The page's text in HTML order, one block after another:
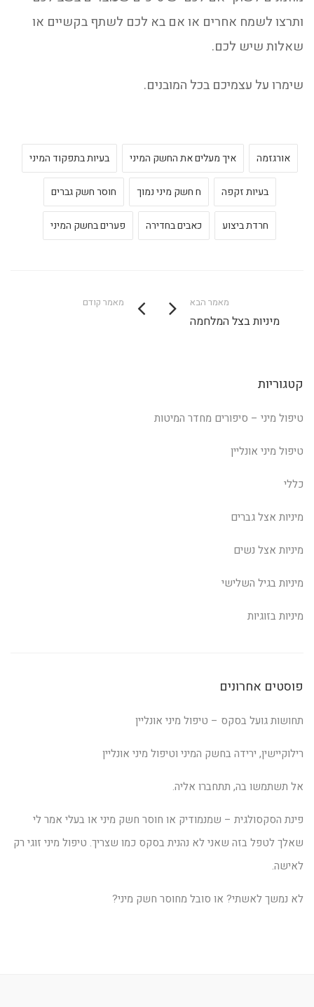
ותרצו לשמח אחרים או אם בא לכם לשתף בקשיים או
שאלות שיש לכם.
שימרו על עצמיכם בכל המובנים.
אורגזמה איך מעלים את החשק המיני בעיות בתפקוד המיני
בעיות זקפה ח חשק מיני נמוך חוסר חשק גברים
חרדת ביצוע כאבים בחדירה פערים בחשק המיני
מאמר קודם מאמר הבא
מיניות בצל המלחמה
קטגוריות
טיפול מיני – סיפורים מחדר המיטות
טיפול מיני אונליין
כללי
מיניות אצל גברים
מיניות אצל נשים
מיניות בגיל השלישי
מיניות בזוגיות
פוסטים אחרונים
תחושות גועל בסקס – טיפול מיני אונליין
רילוקיישין, ירידה בחשק המיני וטיפול מיני אונליין
אל תשתמשו בה, תתחברו אליה.
פינת הסקסולגית – שמנמודיק או חוסר חשק מיני או בעלי אמר לי
שאלך לטפל בזה שאני לא נהנית בסקס כמו שצריך. טיפול מיני זוגי רק
לאישה.
לא נמשך לאשתי? או סובל מחוסר חשק מיני?